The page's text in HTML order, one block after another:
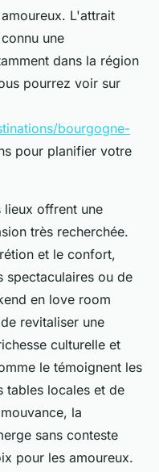
L'attrait
une
dans la région
pourrez voir sur
bourgogne-
pour planifier votre
lieux offrent une
très recherchée.
et le confort,
spectaculaires ou de
en love room
revitaliser une
culturelle et
le témoignent les
tables locales et de
la
sans conteste
pour les amoureux.